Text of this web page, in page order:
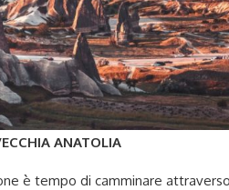
ANATOLIA
è tempo di camminare